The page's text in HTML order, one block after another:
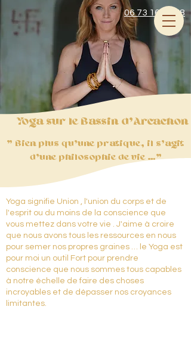
06 73 16 87 78
Yoga sur le Bassin d'Arcachon
" Bien plus qu'une pratique, il s'agit
d'une philosophie de vie …"
Yoga signifie Union , l'union du corps et de
l'esprit ou du moins de la conscience que
vous mettez dans votre vie . J'aime à croire
que nous avons tous les ressources en nous
pour semer nos propres graines … le Yoga est
pour moi un outil Fort pour prendre
conscience que nous sommes tous capables
à notre échelle de faire des choses
incroyables et de dépasser nos croyances
limitantes.